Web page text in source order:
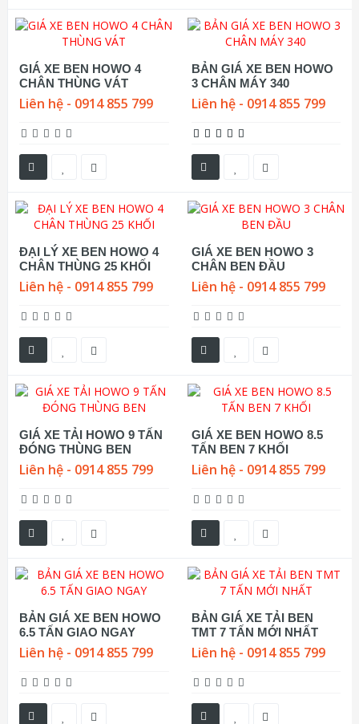
GIÁ XE BEN HOWO 4
CHÂN THÙNG VÁT
Liên hệ - 0914 855 799
BẢN GIÁ XE BEN HOWO
3 CHÂN MÁY 340
Liên hệ - 0914 855 799
ĐẠI LÝ XE BEN HOWO 4
CHÂN THÙNG 25 KHỐI
Liên hệ - 0914 855 799
GIÁ XE BEN HOWO 3
CHÂN BEN ĐẦU
Liên hệ - 0914 855 799
GIÁ XE TẢI HOWO 9 TẤN
ĐÓNG THÙNG BEN
Liên hệ - 0914 855 799
GIÁ XE BEN HOWO 8.5
TẤN BEN 7 KHỐI
Liên hệ - 0914 855 799
BẢN GIÁ XE BEN HOWO
6.5 TẤN GIAO NGAY
Liên hệ - 0914 855 799
BẢN GIÁ XE TẢI BEN
TMT 7 TẤN MỚI NHẤT
Liên hệ - 0914 855 799